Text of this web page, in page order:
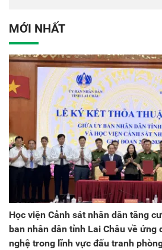
MỚI NHẤT
Học viện Cảnh sát nhân dân tăng
ban nhân dân tỉnh Lai Châu về ứng
nghệ trong lĩnh vực đấu tranh